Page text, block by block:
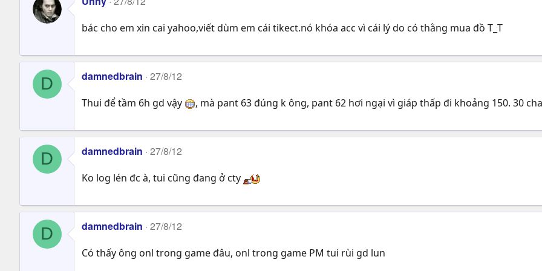
bác cho em xin cai yahoo,viết dùm em cái tikect.nó khóa acc vì cái lý do có thằng mua đồ T_T
D damnedbrain 27/8/12
Thui để tầm 6h gd vậy , mà pant 63 đúng k ông, pant 62 hơi ngại vì giáp thấp đi khoảng 150. 30
D damnedbrain 27/8/12
Ko log lén đc à, tui cũng đang ở cty
D damnedbrain 27/8/12
Có thấy ông onl trong game đâu, onl trong game PM tui rùi gd lun